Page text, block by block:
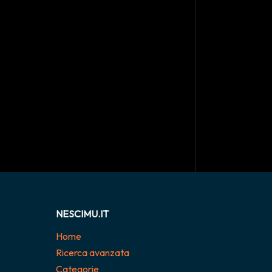
NESCIMU.IT
Home
Ricerca avanzata
Categorie